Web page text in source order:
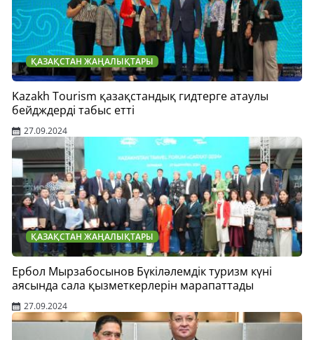
ҚАЗАҚСТАН ЖАҢАЛЫҚТАРЫ
Kazakh Tourism қазақстандық гидтерге атаулы
бейдждерді табыс етті
27.09.2024
ҚАЗАҚСТАН ЖАҢАЛЫҚТАРЫ
Ербол Мырзабосынов Бүкіләлемдік туризм күні
аясында сала қызметкерлерін марапаттады
27.09.2024